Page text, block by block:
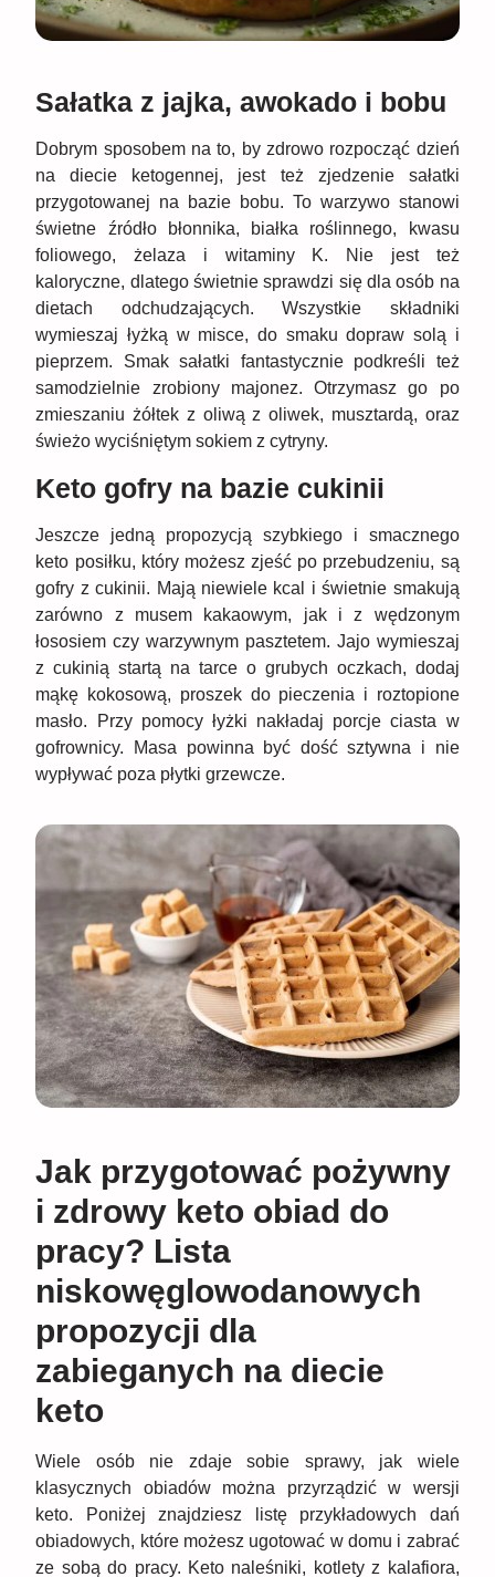
Sałatka z jajka, awokado i bobu
Dobrym sposobem na to, by zdrowo rozpocząć dzień
na diecie ketogennej, jest też zjedzenie sałatki
przygotowanej na bazie bobu. To warzywo stanowi
świetne źródło błonnika, białka roślinnego, kwasu
foliowego, żelaza i witaminy K. Nie jest też
kaloryczne, dlatego świetnie sprawdzi się dla osób na
dietach odchudzających. Wszystkie składniki
wymieszaj łyżką w misce, do smaku dopraw solą i
pieprzem. Smak sałatki fantastycznie podkreśli też
samodzielnie zrobiony majonez. Otrzymasz go po
zmieszaniu żółtek z oliwą z oliwek, musztardą, oraz
świeżo wyciśniętym sokiem z cytryny.
Keto gofry na bazie cukinii
Jeszcze jedną propozycją szybkiego i smacznego
keto posiłku, który możesz zjeść po przebudzeniu, są
gofry z cukinii. Mają niewiele kcal i świetnie smakują
zarówno z musem kakaowym, jak i z wędzonym
łososiem czy warzywnym pasztetem. Jajo wymieszaj
z cukinią startą na tarce o grubych oczkach, dodaj
mąkę kokosową, proszek do pieczenia i roztopione
masło. Przy pomocy łyżki nakładaj porcje ciasta w
gofrownicy. Masa powinna być dość sztywna i nie
wypływać poza płytki grzewcze.
Jak przygotować pożywny
i zdrowy keto obiad do
pracy? Lista
niskowęglowodanowych
propozycji dla
zabieganych na diecie
keto
Wiele osób nie zdaje sobie sprawy, jak wiele
klasycznych obiadów można przyrządzić w wersji
keto. Poniżej znajdziesz listę przykładowych dań
obiadowych, które możesz ugotować w domu i zabrać
ze sobą do pracy. Keto naleśniki, kotlety z kalafiora,